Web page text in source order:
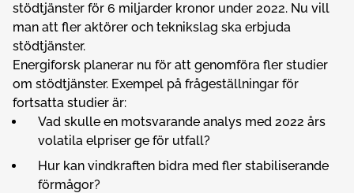
stödtjänster för 6 miljarder kronor under 2022. Nu vill
man att fler aktörer och teknikslag ska erbjuda
stödtjänster.
Energiforsk planerar nu för att genomföra fler studier
om stödtjänster. Exempel på frågeställningar för
fortsatta studier är:
Vad skulle en motsvarande analys med 2022 års
volatila elpriser ge för utfall?
Hur kan vindkraften bidra med fler stabiliserande
förmågor?